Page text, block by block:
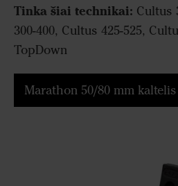
Tinka šiai technikai: Cultus
300-400, Cultus 425-525,
TopDown
Marathon 50/80 mm kaltelis